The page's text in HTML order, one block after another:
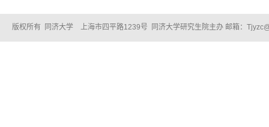
版权所有 同济大学 上海市四平路1239号 同济大学研究生院主办 邮箱：